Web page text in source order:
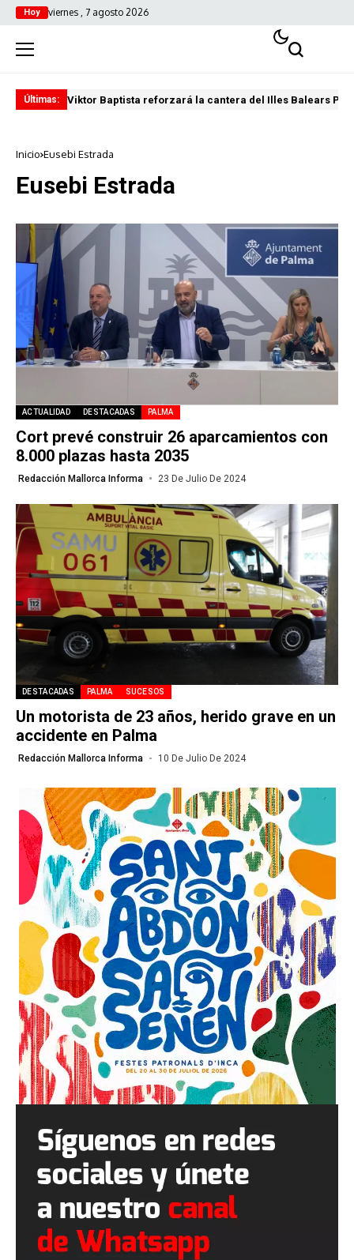
Hoy viernes , 7 agosto 2026
Últimas: Viktor Baptista reforzará la cantera del Illes Balears
Inicio Eusebi Estrada
Eusebi Estrada
ACTUALIDAD DESTACADAS PALMA
Cort prevé construir 26 aparcamientos con
8.000 plazas hasta 2035
Redacción Mallorca Informa 23 De Julio De 2024
DESTACADAS PALMA SUCESOS
Un motorista de 23 años, herido grave en un
accidente en Palma
Redacción Mallorca Informa 10 De Julio De 2024